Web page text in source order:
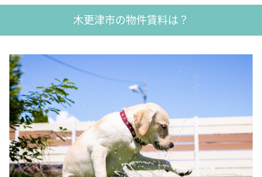
木更津市の物件賃料は？